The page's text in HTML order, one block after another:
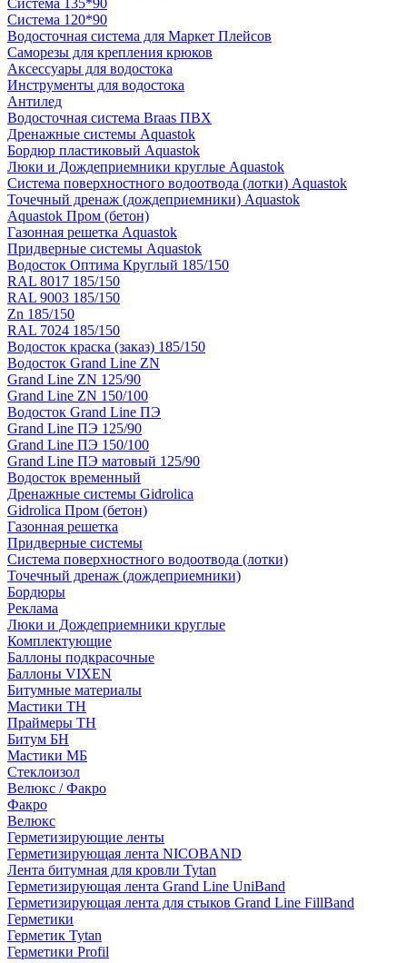
Система 135*90
Система 120*90
Водосточная система для Маркет Плейсов
Саморезы для крепления крюков
Аксессуары для водостока
Инструменты для водостока
Антилед
Водосточная система Braas ПВХ
Дренажные системы Aquastok
Бордюр пластиковый Aquastok
Люки и Дождеприемники круглые Aquastok
Система поверхностного водоотвода (лотки) Aquastok
Точечный дренаж (дождеприемники) Aquastok
Aquastok Пром (бетон)
Газонная решетка Aquastok
Придверные системы Aquastok
Водосток Оптима Круглый 185/150
RAL 8017 185/150
RAL 9003 185/150
Zn 185/150
RAL 7024 185/150
Водосток краска (заказ) 185/150
Водосток Grand Line ZN
Grand Line ZN 125/90
Grand Line ZN 150/100
Водосток Grand Line ПЭ
Grand Line ПЭ 125/90
Grand Line ПЭ 150/100
Grand Line ПЭ матовый 125/90
Водосток временный
Дренажные системы Gidrolica
Gidrolica Пром (бетон)
Газонная решетка
Придверные системы
Система поверхностного водоотвода (лотки)
Точечный дренаж (дождеприемники)
Бордюры
Рекламa
Люки и Дождеприемники круглые
Комплектующие
Баллоны подкрасочные
Баллоны VIXEN
Битумные материалы
Мастики ТН
Праймеры ТН
Битум БН
Мастики МБ
Стеклоизол
Велюкс / Факро
Факро
Велюкс
Герметизирующие ленты
Герметизирующая лента NICOBAND
Лента битумная для кровли Tytan
Герметизирующая лента Grand Line UniBand
Герметизирующая лента для стыков Grand Line FillBand
Герметики
Герметик Tytan
Герметики Profil